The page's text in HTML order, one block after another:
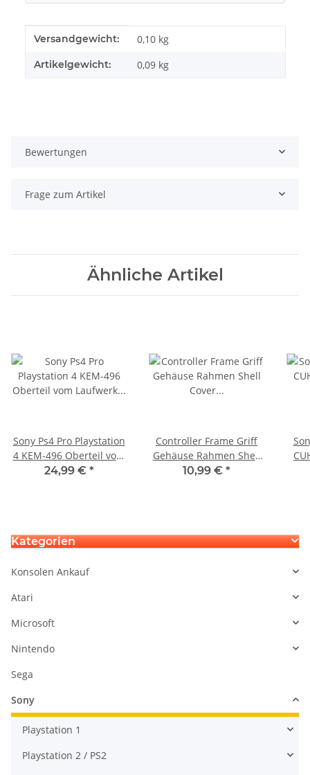
Produkteigenschaft
Wert
Versandgewicht: 0,10 kg
Artikelgewicht: 0,09 kg
Bewertungen
Frage zum Artikel
Ähnliche Artikel
Sony Ps4 Pro Playstation
4 KEM-496 Oberteil vom
Laufwerk CUH-7016B -
24,99 € *
Controller Frame Griff
Gehäuse Rahmen Shell
Cover Case für Sony PS5
10,99 € *
Kategorien
Konsolen Ankauf
Atari
Microsoft
Nintendo
Sega
Sony
Playstation 1
Playstation 2 / PS2